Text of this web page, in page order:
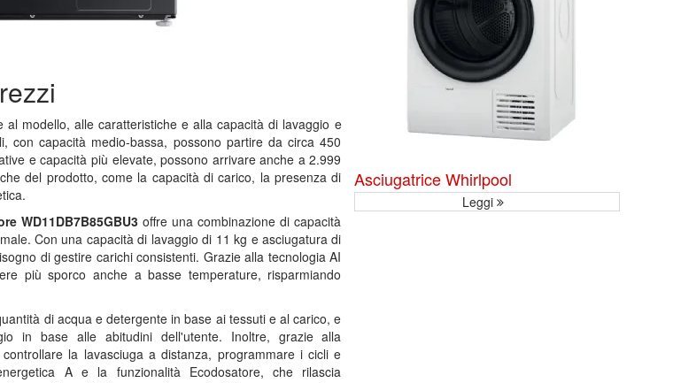
al modello, alle caratteristiche e alla capacità di lavaggio e
con capacità medio-bassa, possono partire da circa 450
e capacità più elevate, possono arrivare anche a 2.999
del prodotto, come la capacità di carico, la presenza di
WD11DB7B85GBU3 offre una combinazione di capacità
Con una capacità di lavaggio di 11 kg e asciugatura di
di gestire carichi consistenti. Grazie alla tecnologia AI
più sporco anche a basse temperature, risparmiando
di acqua e detergente in base ai tessuti e al carico, e
in base alle abitudini dell'utente. Inoltre, grazie alla
la lavasciuga a distanza, programmare i cicli e
A e la funzionalità Ecodosatore, che rilascia
Asciugatrice Whirlpool
Leggi